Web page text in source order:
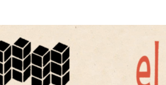
de radio de música